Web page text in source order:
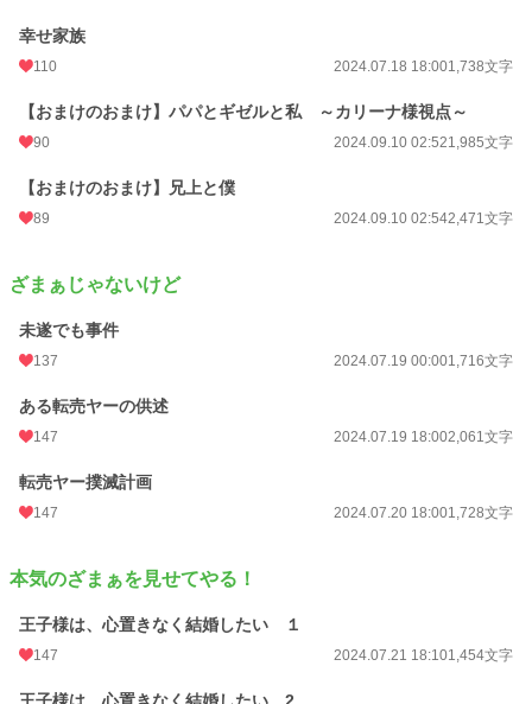
幸せ家族
110 2024.07.18 18:001,738文字
【おまけのおまけ】パパとギゼルと私 ～カリーナ様視点～
90 2024.09.10 02:521,985文字
【おまけのおまけ】兄上と僕
89 2024.09.10 02:542,471文字
ざまぁじゃないけど
未遂でも事件
137 2024.07.19 00:001,716文字
ある転売ヤーの供述
147 2024.07.19 18:002,061文字
転売ヤー撲滅計画
147 2024.07.20 18:001,728文字
本気のざまぁを見せてやる！
王子様は、心置きなく結婚したい １
147 2024.07.21 18:101,454文字